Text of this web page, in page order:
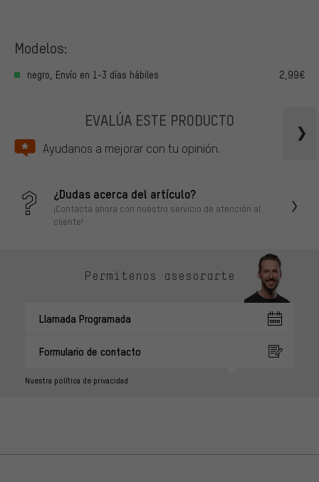
Modelos:
negro, Envío en 1-3 días hábiles 2,99€
EVALÚA ESTE PRODUCTO
Ayudanos a mejorar con tu opinión.
¿Dudas acerca del artículo?
¡Contacta ahora con nuestro servicio de atención al
cliente!
Permítenos asesorarte
Llamada Programada
Formulario de contacto
Nuestra política de privacidad